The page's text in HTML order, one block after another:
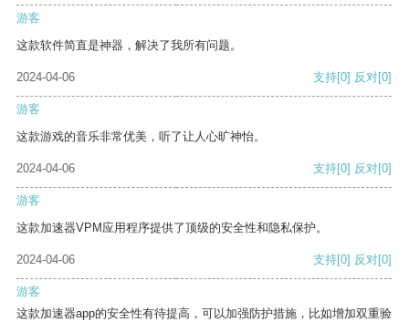
游客
这款软件简直是神器，解决了我所有问题。
2024-04-06 支持[0] 反对[0]
游客
这款游戏的音乐非常优美，听了让人心旷神怡。
2024-04-06 支持[0] 反对[0]
游客
这款加速器VPM应用程序提供了顶级的安全性和隐私保护。
2024-04-06 支持[0] 反对[0]
游客
这款加速器app的安全性有待提高，可以加强防护措施，比如增加双重验